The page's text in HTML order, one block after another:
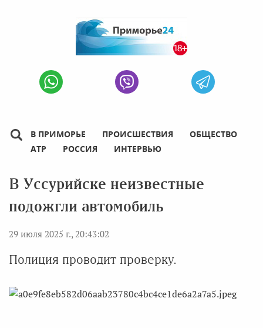
В ПРИМОРЬЕ ПРОИСШЕСТВИЯ
ОБЩЕСТВО
АТР
РОССИЯ ИНТЕРВЬЮ
В Уссурийске неизвестные
подожгли автомобиль
29 июля 2025 г., 20:43:02
Полиция проводит проверку.